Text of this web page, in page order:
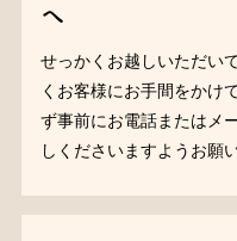
へ
せっかくお越しいただい
くお客様にお手間をかけ
ず事前にお電話またはメ
しくださいますようお願